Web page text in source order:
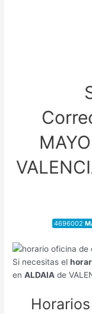
4696002
Si necesitas el
enALDAIA de